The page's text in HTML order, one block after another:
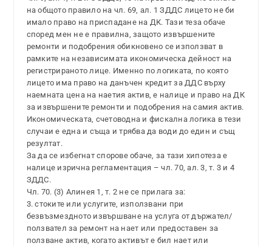
на общото правило на чл. 69, ал. 1 ЗДДС лицето не би
имало право на приспадане на ДК. Тази теза обаче
според мен не е правилна, защото извършените
ремонти и подобрения обикновено се използват в
рамките на независимата икономическа дейност на
регистрираното лице. Именно по логиката, по която
лицето има право на данъчен кредит за ДДС върху
наемната цена на наетия актив, е налице и право на ДК
за извършените ремонти и подобрения на самия актив.
Икономическата, счетоводна и фискална логика в тези
случаи е една и съща и трябва да води до един и същ
резултат.
За да се избегнат спорове обаче, за тази хипотеза е
налице изрична регламентация – чл. 70, ал. 3, т. 3 и 4
ЗДДС.
Чл. 70. (3) Алинея 1, т. 2 не се прилага за:
3. стоките или услугите, използвани при
безвъзмездното извършване на услуга от държател/
ползвател за ремонт на нает или предоставен за
ползване актив, когато активът е бил нает или